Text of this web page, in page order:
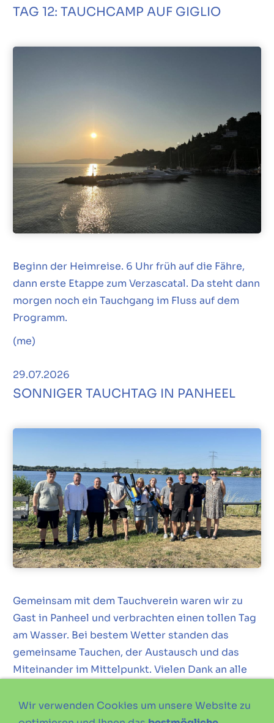
TAG 12: TAUCHCAMP AUF GIGLIO
Beginn der Heimreise. 6 Uhr früh auf die Fähre,
dann erste Etappe zum Verzascatal. Da steht dann
morgen noch ein Tauchgang im Fluss auf dem
Programm.
(me)
29.07.2026
SONNIGER TAUCHTAG IN PANHEEL
Gemeinsam mit dem Tauchverein waren wir zu
Gast in Panheel und verbrachten einen tollen Tag
am Wasser. Bei bestem Wetter standen das
gemeinsame Tauchen, der Austausch und das
Miteinander im Mittelpunkt. Vielen Dank an alle
Atmosphäre!
Wir verwenden Cookies um unsere Website zu